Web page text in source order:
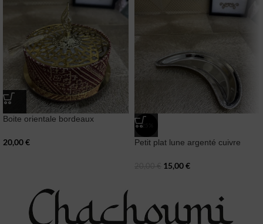
Boite orientale bordeaux
20,00€
-25%
Petit plat lune argenté cuivre
15,00€